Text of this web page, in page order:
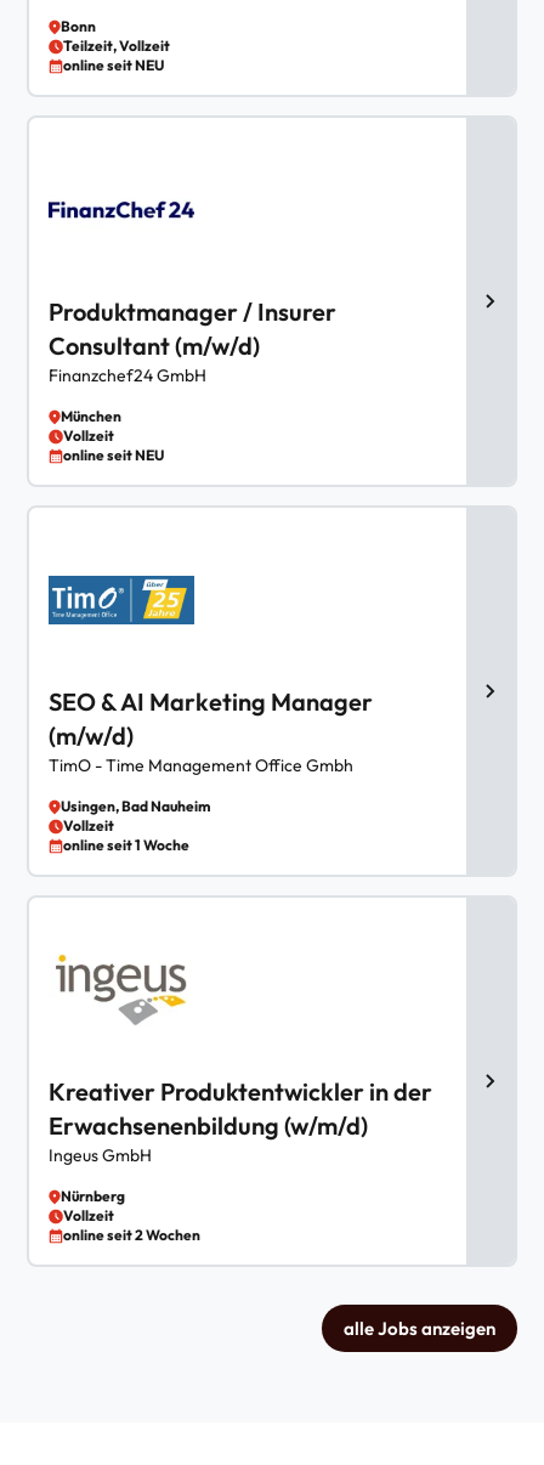
Bonn
Teilzeit, Vollzeit
online seit NEU
Produktmanager / Insurer
Consultant (m/w/d)
Finanzchef24 GmbH
München
Vollzeit
online seit NEU
SEO & AI Marketing Manager
(m/w/d)
TimO - Time Management Office Gmbh
Usingen, Bad Nauheim
Vollzeit
online seit 1 Woche
Kreativer Produktentwickler in der
Erwachsenenbildung (w/m/d)
Ingeus GmbH
Nürnberg
Vollzeit
online seit 2 Wochen
alle Jobs anzeigen